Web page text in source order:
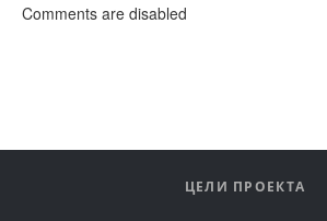
Comments are disabled
ЦЕЛИ ПРОЕКТА